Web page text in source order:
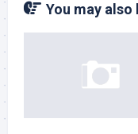
You may also